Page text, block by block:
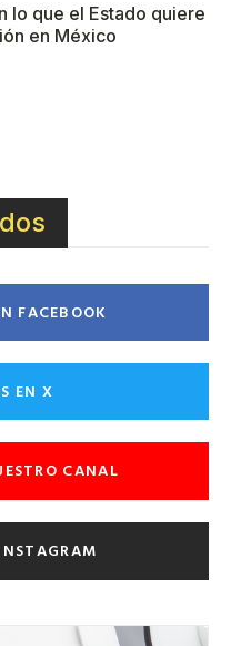
lo que el Estado quiere
en México
FACEBOOK
EN X
CANAL